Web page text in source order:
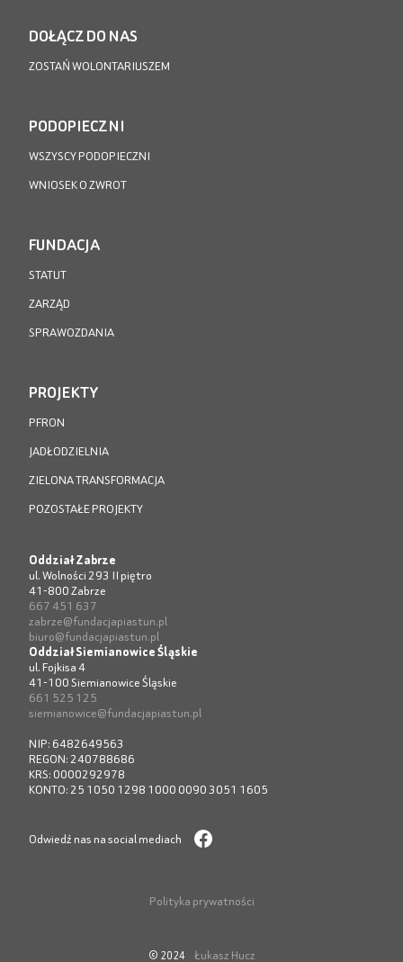
DOŁĄCZ DO NAS
ZOSTAŃ WOLONTARIUSZEM
PODOPIECZNI
WSZYSCY PODOPIECZNI
WNIOSEK O ZWROT
FUNDACJA
STATUT
ZARZĄD
SPRAWOZDANIA
PROJEKTY
PFRON
JADŁODZIELNIA
ZIELONA TRANSFORMACJA
POZOSTAŁE PROJEKTY
Oddział Zabrze
ul. Wolności 293 II piętro
41-800 Zabrze
667 451 637
zabrze@fundacjapiastun.pl
biuro@fundacjapiastun.pl
Oddział Siemianowice Śląskie
ul. Fojkisa 4
41-100 Siemianowice Śląskie
661 525 125
siemianowice@fundacjapiastun.pl
NIP: 6482649563
REGON: 240788686
KRS: 0000292978
KONTO: 25 1050 1298 1000 0090 3051 1605
Odwiedź nas na social mediach
© 2024 Łukasz Hucz
Polityka prywatności